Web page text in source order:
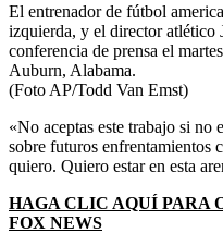
El entrenador de fútbol
izquierda, y el director atlético
conferencia de prensa el
Auburn, Alabama.
(Foto AP/Todd Van Emst)
«No aceptas este trabajo si no
sobre futuros enfrentamientos
quiero. Quiero estar en esta
HAGA CLIC AQUÍ PARA
FOX NEWS